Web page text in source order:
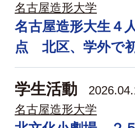
名古屋造形大学
名古屋造形大生
点 北区、学外で
学生活動
名古屋造形大学